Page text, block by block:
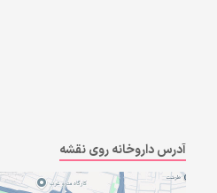
آدرس داروخانه روی نقشه